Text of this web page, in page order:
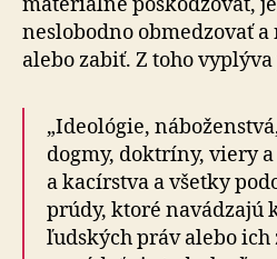
neslobodno obmedzovať
alebo zabiť. Z toho
„Ideológie,
dogmy, doktríny, viery
a kacírstva a všetky
prúdy, ktoré navádzajú
ľudských práv alebo